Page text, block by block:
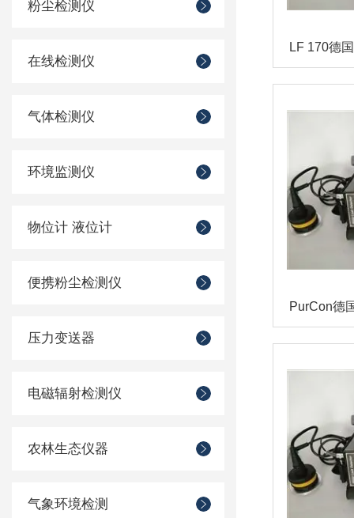
粉尘检测仪
在线检测仪
气体检测仪
环境监测仪
物位计 液位计
便携粉尘检测仪
压力变送器
电磁辐射检测仪
农林生态仪器
气象环境检测